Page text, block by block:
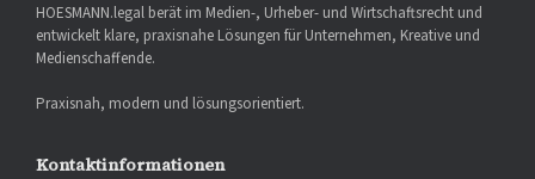
HOESMANN.legal berät im Medien-, Urheber- und Wirtschaftsrecht und
entwickelt klare, praxisnahe Lösungen für Unternehmen, Kreative und
Medienschaffende.
Praxisnah, modern und lösungsorientiert.
Kontaktinformationen